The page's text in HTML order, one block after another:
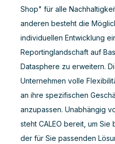
Shop" für alle
anderen besteht die
individuellen Entwicklung
Reportinglandschaft auf
Datasphere zu erweitern.
Unternehmen volle
an ihre spezifischen
anzupassen. Unabhängig
steht CALEO bereit, um Sie
der für Sie passenden